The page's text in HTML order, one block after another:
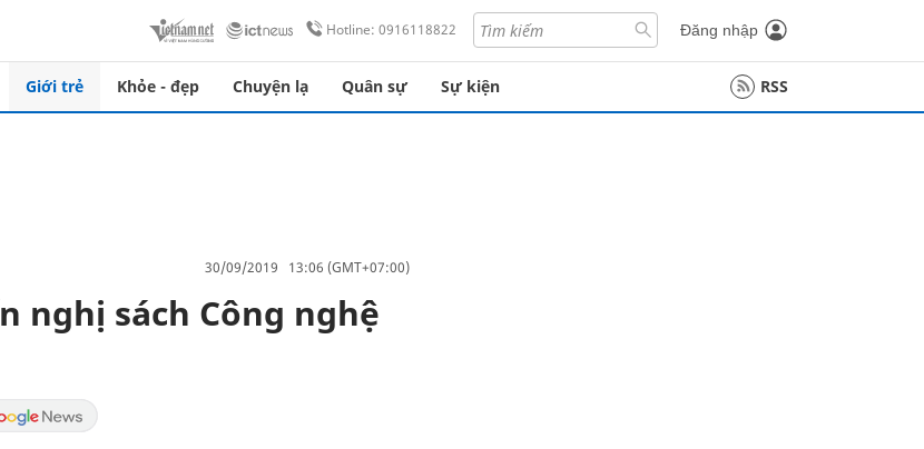
Hotline: 0916118822 Đăng nhập
Giới trẻ Khỏe - đẹp Chuyện lạ Quân sự Sự kiện RSS
30/09/2019 13:06 (GMT+07:00)
nghị sách Công nghệ